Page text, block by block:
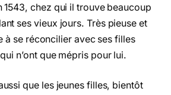
1543, chez qui il trouve beaucoup
ses vieux jours. Très pieuse et
à se réconcilier avec ses filles
n’ont que mépris pour lui.
que les jeunes filles, bientôt